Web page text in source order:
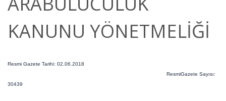
KANUNU YÖNETMELİĞİ
Resmi Gazete Tarihi: 02.06.2018
ResmiGazete Sayısı:
30439